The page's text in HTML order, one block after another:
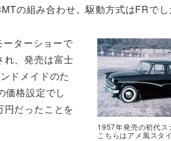
の組み合わせ。駆動方式はFRで
1957年発売の初代ス
こちらはアメ風スタ
ターショーで
れ、発売は富士
ドメイドのた
価格設定でし
だったことを